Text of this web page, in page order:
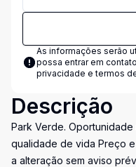
As informações serão
possa entrar em
privacidade e termos
Descrição
Park Verde.
qualidade de vida Preço
a alteração sem aviso